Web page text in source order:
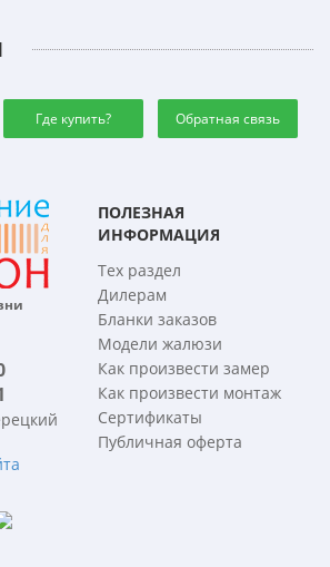
Где купить? Обратная связь
ПОЛЕЗНАЯ
ИНФОРМАЦИЯ
Тех раздел
Дилерам
Бланки заказов
Модели жалюзи
Как произвести замер
Как произвести монтаж
Сертификаты
Публичная оферта